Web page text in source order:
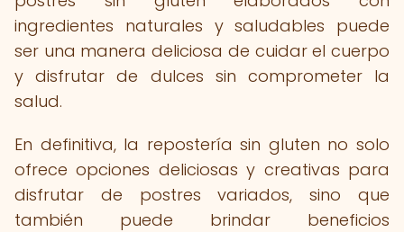
ingredientes naturales y saludables puede
ser una manera deliciosa de cuidar el cuerpo
y disfrutar de dulces sin comprometer la
salud.
En definitiva, la repostería sin gluten no solo
ofrece opciones deliciosas y creativas para
disfrutar de postres variados, sino que
también puede brindar beneficios